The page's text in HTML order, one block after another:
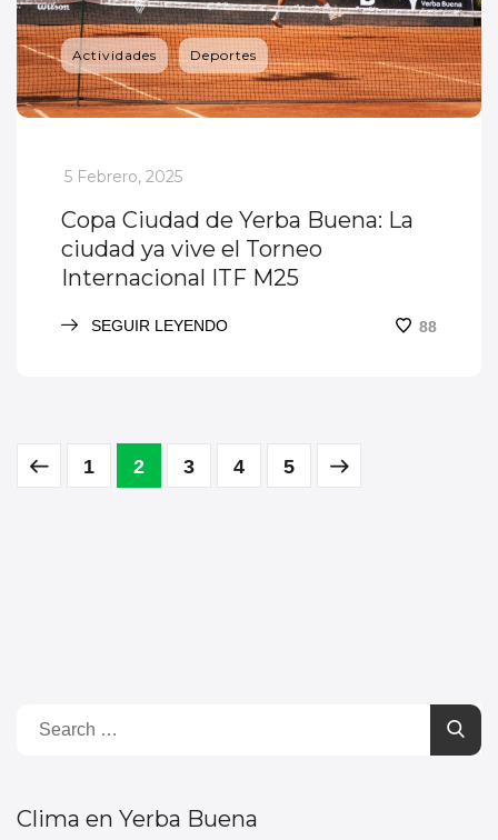
Actividades Deportes
_
5 Febrero, 2025
Copa Ciudad de Yerba Buena: La
ciudad ya vive el Torneo
Internacional ITF M25
SEGUIR LEYENDO 88
1 2 3 4 5
Clima en Yerba Buena